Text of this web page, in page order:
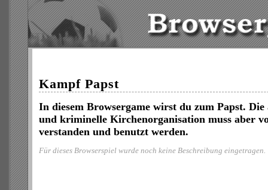
Kampf Papst
In diesem Browsergame wirst du zum Papst.
und kriminelle Kirchenorganisation muss aber
verstanden und benutzt werden.
Für dieses Browserspiel wurde noch keine Beschreibung eingetragen.